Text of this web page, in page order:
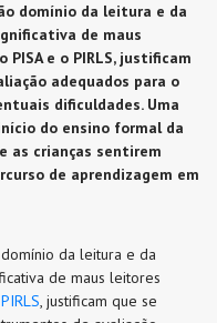
domínio da leitura e da
de maus
e o PIRLS, justificam
adequados para o
dificuldades. Uma
do ensino formal da
as crianças sentirem
de aprendizagem em
da leitura e da
de maus leitores
PIRLS, justificam que se